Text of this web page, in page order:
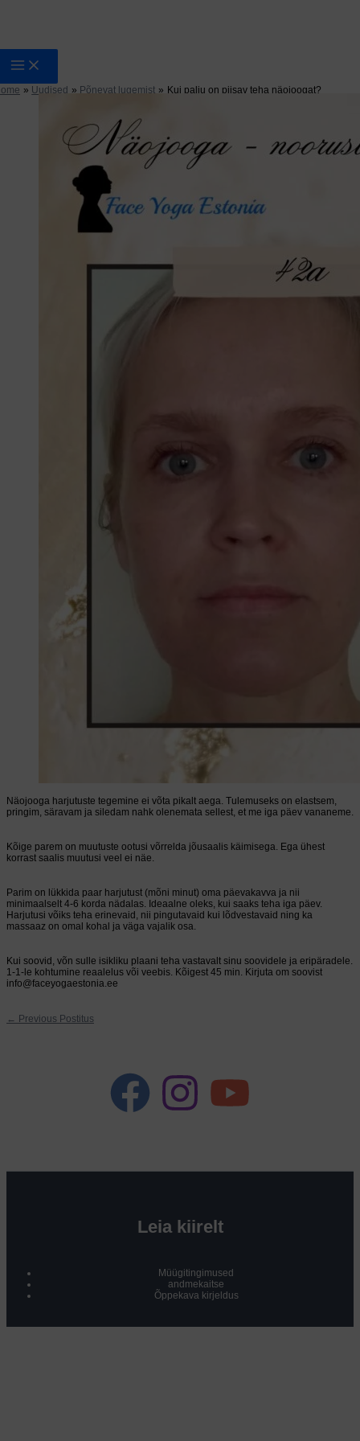
Uudised Põnevat lugemist Kui palju on piisav teha näojoogat?
Näojooga harjutuste tegemine ei võta pikalt aega. Tulemuseks on elastsem,
pringim, säravam ja siledam nahk olenemata sellest, et me iga päev vananeme.
Kõige parem on muutuste ootusi võrrelda jõusaalis käimisega. Ega ühest
korrast saalis muutusi veel ei näe.
Parim on lükkida paar harjutust (mõni minut) oma päevakavva ja nii
minimaalselt 4-6 korda nädalas. Ideaalne oleks, kui saaks teha iga päev.
Harjutusi võiks teha erinevaid, nii pingutavaid kui lõdvestavaid ning ka
massaaz on omal kohal ja väga vajalik osa.
Kui soovid, võn sulle isikliku plaani teha vastavalt sinu soovidele ja eripäradele.
1-1-le kohtumine reaalelus või veebis. Kõigest 45 min. Kirjuta om soovist
info@faceyogaestonia.ee
← Previous Postitus
Leia kiirelt
Müügitingimused
andmekaitse
Õppekava kirjeldus